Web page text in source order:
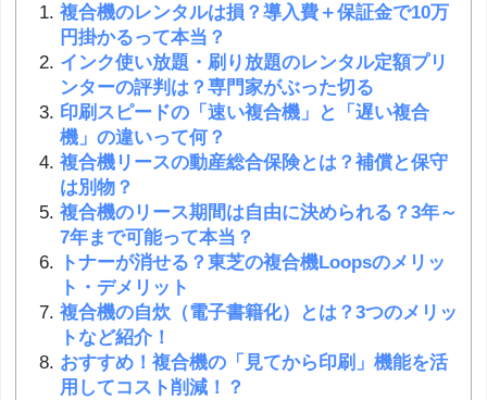
複合機のレンタルは損？導入費＋保証金で10万
円掛かるって本当？
インク使い放題・刷り放題のレンタル定額プリ
ンターの評判は？専門家がぶった切る
印刷スピードの「速い複合機」と「遅い複合
機」の違いって何？
複合機リースの動産総合保険とは？補償と保守
は別物？
複合機のリース期間は自由に決められる？3年～
7年まで可能って本当？
トナーが消せる？東芝の複合機Loopsのメリッ
ト・デメリット
複合機の自炊（電子書籍化）とは？3つのメリッ
トなど紹介！
おすすめ！複合機の「見てから印刷」機能を活
用してコスト削減！？